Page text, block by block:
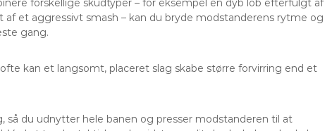
forskellige skudtyper – for eksempel en dyb lob efterfulgt af
et aggressivt smash – kan du bryde modstanderens rytme og
gang.
kan et langsomt, placeret slag skabe større forvirring end et
så du udnytter hele banen og presser modstanderen til at